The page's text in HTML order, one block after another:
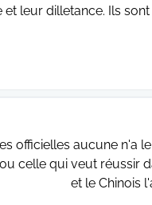
leur dilletance. Ils
officielles aucune n'a
celle qui veut réussir
et le Chinois